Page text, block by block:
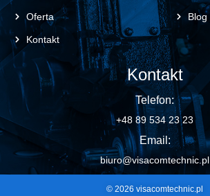
Oferta
Kontakt
Blog
Kontakt
Telefon:
+48 89 534 23 23
Email:
biuro@visacomtechnic.pl
© 2026 visacomtechnic.pl